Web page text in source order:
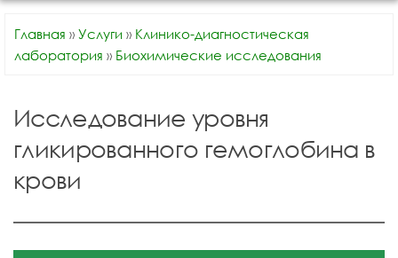
Главная » Услуги » Клинико-диагностическая
лаборатория » Биохимические исследования
Исследование уровня
гликированного гемоглобина в
крови